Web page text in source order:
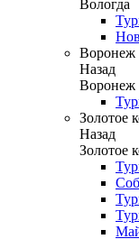
Вологда
Воронеж
Назад
Воронеж
Золотое
Назад
Золотое